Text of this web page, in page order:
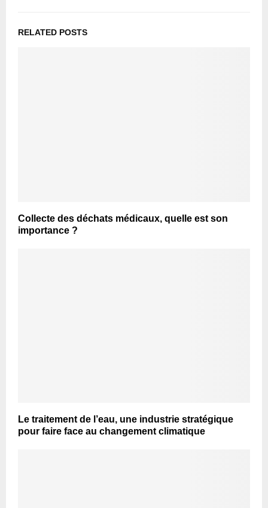
RELATED POSTS
Collecte des déchats médicaux, quelle est son
importance ?
Le traitement de l’eau, une industrie stratégique
pour faire face au changement climatique